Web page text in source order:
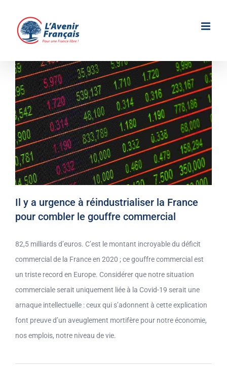
contenu
Il y a urgence à réindustrialiser la France
pour combler le gouffre commercial
82,5 milliards d’euros. C’est le montant incroyable du déficit
commercial de la France en 2020 ; ce gouffre commercial est
un triste record en Europe. Considérer que notre situation
commerciale serait uniquement liée à la Covid-19 serait une
arnaque intellectuelle : ceux qui s’adonnent à cette explication
font preuve d’un aveuglement mortifère pour notre économie,
nos emplois, notre niveau de vie.